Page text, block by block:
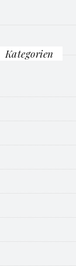
Kategorien